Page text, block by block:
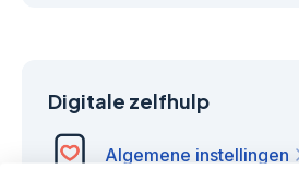
Digitale zelfhulp
Algemene instellingen